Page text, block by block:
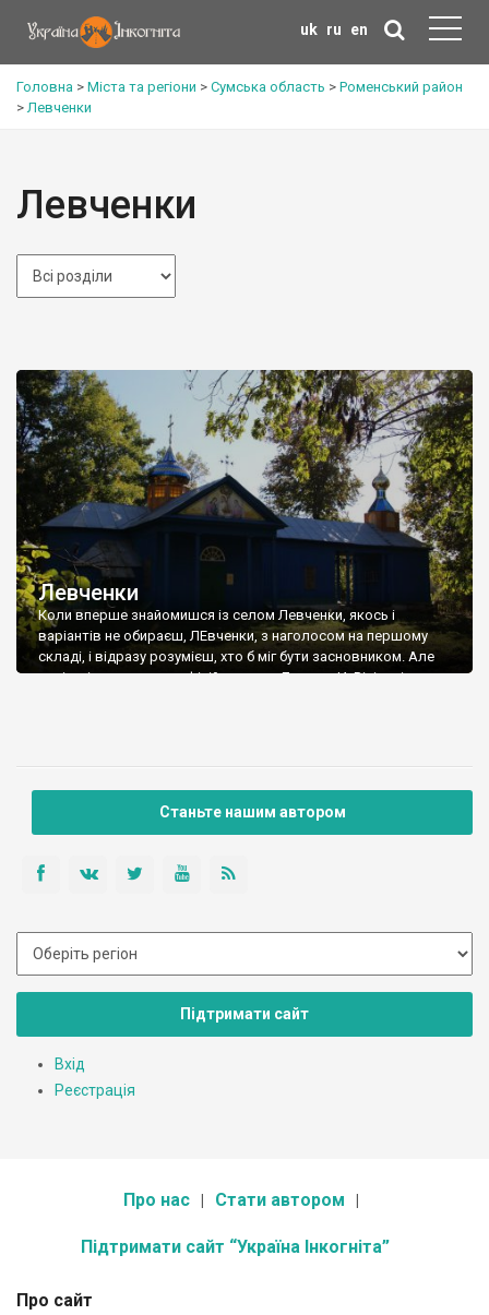
uk ru en
Головна > Міста та регіони > Сумська область > Роменський район
>Левченки
Левченки
Левченки
Коли вперше знайомишся із селом Левченки, якось і
варіантів не обираєш, ЛЕвченки, з наголосом на першому
складі, і відразу розумієш, хто б міг бути засновником. Але
потім дізнаєшся, що офіційна назва ЛевченкИ. Вікіпедія пише,
Станьте нашим автором
Підтримати сайт
Вхід
Реєстрація
Про нас Стати автором
Підтримати сайт “Україна Інкогніта”
Про сайт